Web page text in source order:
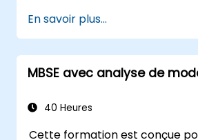
pratiques en MBSE. Cette
les fondamentaux de la
et la génération de rapports
d'outils MagicDraw/Cameo, et
à l'intérieur de MagicDraw et
En savoir plus...
MBSE avec analyse de
40 Heures
Cette formation est conçue